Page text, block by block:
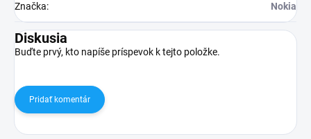
Značka: Nokia
Diskusia
Buďte prvý, kto napíše príspevok k tejto položke.
Pridať komentár